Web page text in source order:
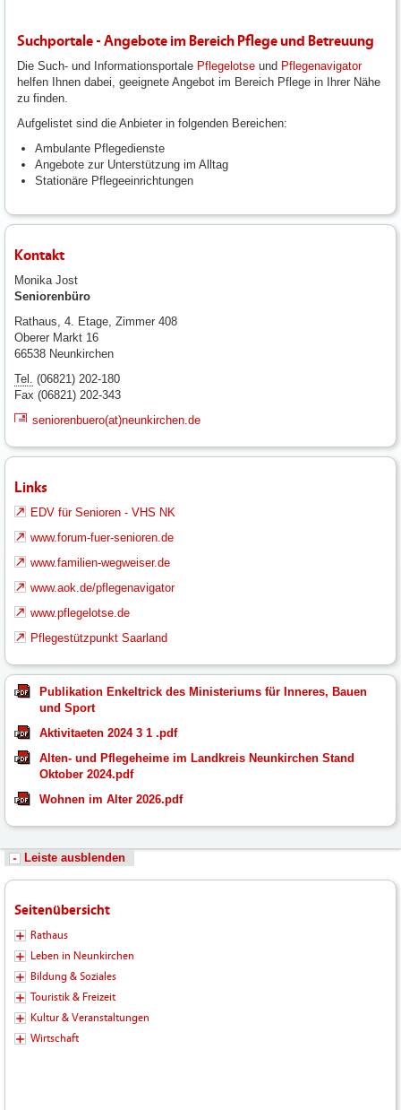
Suchportale - Angebote im Bereich Pflege und Betreuung
Die Such- und Informationsportale Pflegelotse und Pflegenavigator
helfen Ihnen dabei, geeignete Angebot im Bereich Pflege in Ihrer Nähe
zu finden.
Aufgelistet sind die Anbieter in folgenden Bereichen:
Ambulante Pflegedienste
Angebote zur Unterstützung im Alltag
Stationäre Pflegeeinrichtungen
Kontakt
Monika Jost
Seniorenbüro
Rathaus, 4. Etage, Zimmer 408
Oberer Markt 16
66538 Neunkirchen
Tel. (06821) 202-180
Fax (06821) 202-343
seniorenbuero(at)neunkirchen.de
Links
EDV für Senioren - VHS NK
www.forum-fuer-senioren.de
www.familien-wegweiser.de
www.aok.de/pflegenavigator
www.pflegelotse.de
Pflegestützpunkt Saarland
Publikation Enkeltrick des Ministeriums für Inneres, Bauen
und Sport
Aktivitaeten 2024 3 1 .pdf
Alten- und Pflegeheime im Landkreis Neunkirchen Stand
Oktober 2024.pdf
Wohnen im Alter 2026.pdf
Leiste ausblenden
Seitenübersicht
Rathaus
Leben in Neunkirchen
Bildung & Soziales
Touristik & Freizeit
Kultur & Veranstaltungen
Wirtschaft